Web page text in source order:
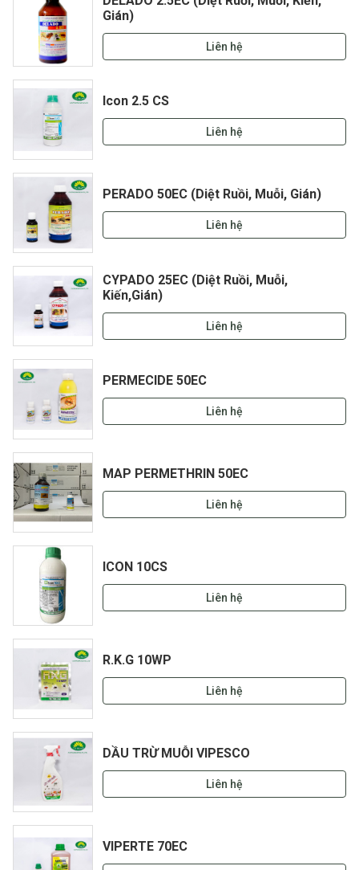
Gián)
Liên hệ
Icon 2.5 CS
Liên hệ
PERADO 50EC (Diệt Ruồi, Muỗi, Gián)
Liên hệ
CYPADO 25EC (Diệt Ruồi, Muỗi,
Kiến,Gián)
Liên hệ
PERMECIDE 50EC
Liên hệ
MAP PERMETHRIN 50EC
Liên hệ
ICON 10CS
Liên hệ
R.K.G 10WP
Liên hệ
DẦU TRỪ MUỖI VIPESCO
Liên hệ
VIPERTE 70EC